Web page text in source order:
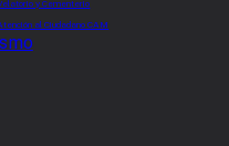
y Cementerio
al Ciudadano CAM